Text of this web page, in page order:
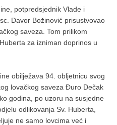
potpredsjednik Vlade i
Davor Božinović prisustvovao
saveza. Tom prilikom
za izniman doprinos u
obilježava 94. obljetnicu svog
lovačkog saveza Đuro Dečak
godina, po uzoru na susjedne
odlikovanja Sv. Huberta,
ne samo lovcima već i